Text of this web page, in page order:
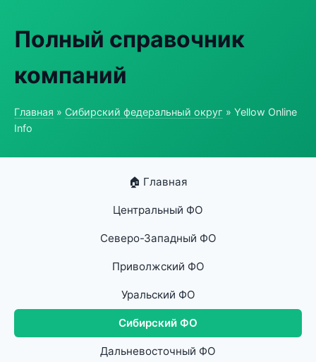
Полный справочник
компаний
Главная » Сибирский федеральный округ » Yellow Online
Info
🏠 Главная
Центральный ФО
Северо-Западный ФО
Приволжский ФО
Уральский ФО
Сибирский ФО
Дальневосточный ФО